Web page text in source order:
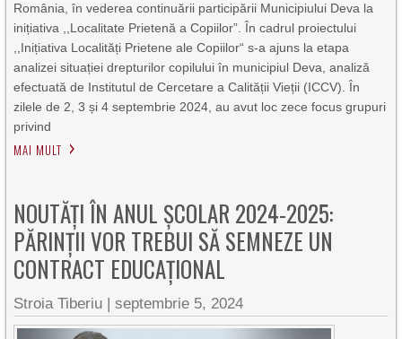
România, în vederea continuării participării Municipiului Deva la
inițiativa ,,Localitate Prietenă a Copiilor”. În cadrul proiectului
,,Inițiativa Localități Prietene ale Copiilor“ s-a ajuns la etapa
analizei situației drepturilor copilului în municipiul Deva, analiză
efectuată de Institutul de Cercetare a Calității Vieții (ICCV). În
zilele de 2, 3 și 4 septembrie 2024, au avut loc zece focus grupuri
privind
MAI MULT
NOUTĂȚI ÎN ANUL ȘCOLAR 2024-2025:
PĂRINȚII VOR TREBUI SĂ SEMNEZE UN
CONTRACT EDUCAȚIONAL
Stroia Tiberiu |septembrie 5, 2024